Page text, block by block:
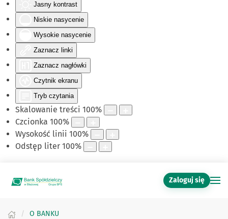
Jasny kontrast
Niskie nasycenie
Wysokie nasycenie
Zaznacz linki
Zaznacz nagłówki
Czytnik ekranu
Tryb czytania
Skalowanie treści 100%
Czcionka 100%
Wysokość linii 100%
Odstęp liter 100%
Zaloguj się
O BANKU